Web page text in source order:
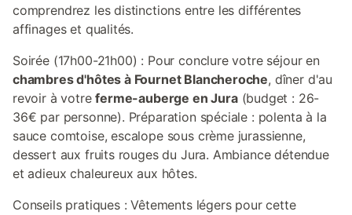
comprendrez les distinctions entre les différentes
affinages et qualités.
Soirée (17h00-21h00) : Pour conclure votre séjour en
chambres d'hôtes à Fournet Blancheroche, dîner d'au
revoir à votreferme-auberge en Jura(budget : 26-
36€ par personne). Préparation spéciale : polenta à la
sauce comtoise, escalope sous crème jurassienne,
dessert aux fruits rouges du Jura. Ambiance détendue
et adieux chaleureux aux hôtes.
Conseils pratiques : Vêtements légers pour cette